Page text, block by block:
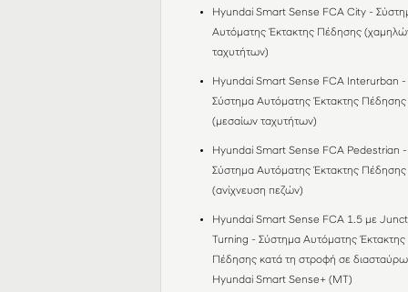
Hyundai Smart Sense FCA City -
Αυτόματης Έκτακτης Πέδησης
ταχυτήτων)
Hyundai Smart Sense FCA Interurban -
Σύστημα Αυτόματης Έκτακτης Πέδησης
(μεσαίων ταχυτήτων)
Hyundai Smart Sense FCA Pedestrian -
Σύστημα Αυτόματης Έκτακτης Πέδησης
(ανίχνευση πεζών)
Hyundai Smart Sense FCA 1.5 με
Turning - Σύστημα Αυτόματης Έκτακτης
Πέδησης κατά τη στροφή σε
Hyundai Smart Sense+ (MT)